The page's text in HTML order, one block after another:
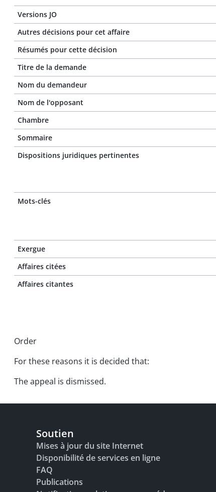
Versions JO
Autres décisions pour cet affaire
Résumés pour cette décision
Titre de la demande
Nom du demandeur
Nom de l'opposant
Chambre
Sommaire
Dispositions juridiques pertinentes
Mots-clés
Exergue
Affaires citées
Affaires citantes
Order
For these reasons it is decided that:
The appeal is dismissed.
Soutien
Mises à jour du site Internet
Disponibilité de services en ligne
FAQ
Publications